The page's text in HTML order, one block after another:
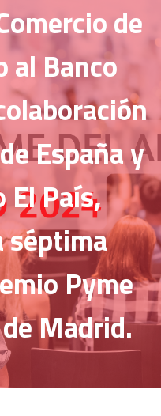
de
Banco
España y
El País,
séptima
Pyme
Madrid.